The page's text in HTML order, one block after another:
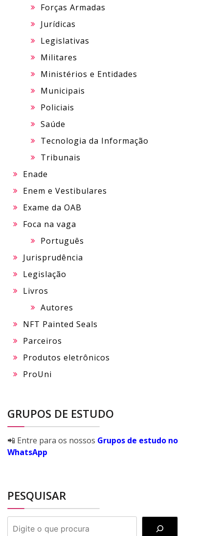
Forças Armadas
Jurídicas
Legislativas
Militares
Ministérios e Entidades
Municipais
Policiais
Saúde
Tecnologia da Informação
Tribunais
Enade
Enem e Vestibulares
Exame da OAB
Foca na vaga
Português
Jurisprudência
Legislação
Livros
Autores
NFT Painted Seals
Parceiros
Produtos eletrônicos
ProUni
GRUPOS DE ESTUDO
📲 Entre para os nossos Grupos de estudo no
WhatsApp
PESQUISAR
PESQUISAR